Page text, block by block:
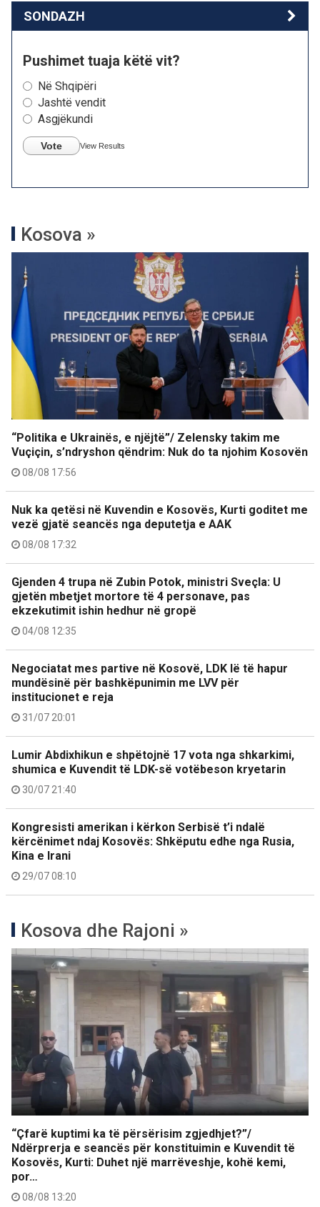
SONDAZH
Pushimet tuaja këtë vit?
Në Shqipëri
Jashtë vendit
Asgjëkundi
Vote View Results
Kosova »
“Politika e Ukrainës, e njëjtë”/ Zelensky takim me
Vuçiçin, s’ndryshon qëndrim: Nuk do ta njohim Kosovën
08/08 17:56
Nuk ka qetësi në Kuvendin e Kosovës, Kurti goditet me
vezë gjatë seancës nga deputetja e AAK
08/08 17:32
Gjenden 4 trupa në Zubin Potok, ministri Sveçla: U
gjetën mbetjet mortore të 4 personave, pas
ekzekutimit ishin hedhur në gropë
04/08 12:35
Negociatat mes partive në Kosovë, LDK lë të hapur
mundësinë për bashkëpunimin me LVV për
institucionet e reja
31/07 20:01
Lumir Abdixhikun e shpëtojnë 17 vota nga shkarkimi,
shumica e Kuvendit të LDK-së votëbeson kryetarin
30/07 21:40
Kongresisti amerikan i kërkon Serbisë t’i ndalë
kërcënimet ndaj Kosovës: Shkëputu edhe nga Rusia,
Kina e Irani
29/07 08:10
Kosova dhe Rajoni »
“Çfarë kuptimi ka të përsërisim zgjedhjet?”/
Ndërprerja e seancës për konstituimin e Kuvendit të
Kosovës, Kurti: Duhet një marrëveshje, kohë kemi,
por…
08/08 13:20